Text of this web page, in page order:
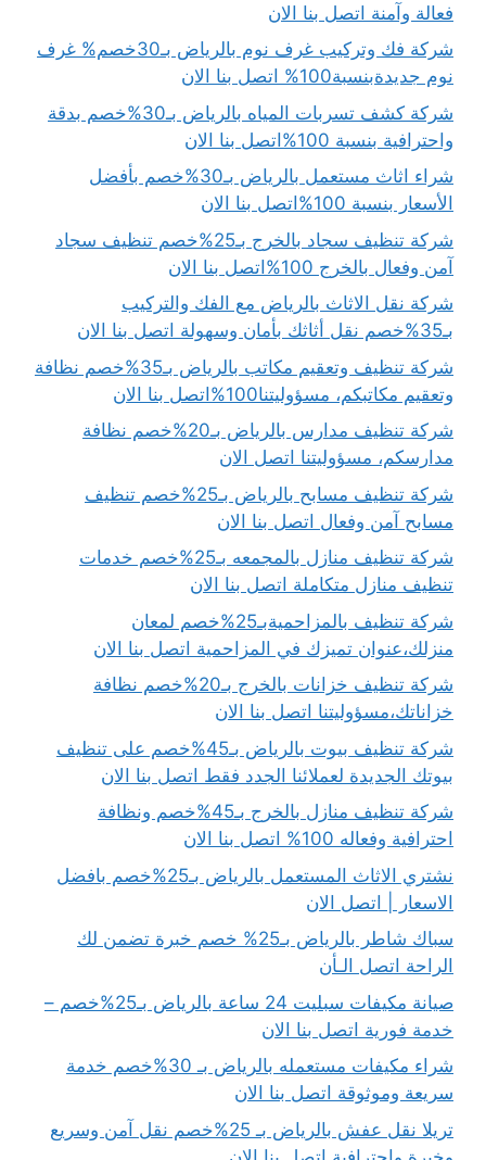
فعالة وآمنة اتصل بنا الان
شركة فك وتركيب غرف نوم بالرياض بـ30خصم% غرف
نوم جديدةبنسبة100% اتصل بنا الان
شركة كشف تسربات المياه بالرياض بـ30%خصم بدقة
واحترافية بنسبة 100%اتصل بنا الان
شراء اثاث مستعمل بالرياض بـ30%خصم بأفضل
الأسعار بنسبة 100%اتصل بنا الان
شركة تنظيف سجاد بالخرج بـ25%خصم تنظيف سجاد
آمن وفعال بالخرج 100%اتصل بنا الان
شركة نقل الاثاث بالرياض مع الفك والتركيب
بـ35%خصم نقل أثاثك بأمان وسهولة اتصل بنا الان
شركة تنظيف وتعقيم مكاتب بالرياض بـ35%خصم نظافة
وتعقيم مكاتبكم، مسؤوليتنا100%اتصل بنا الان
شركة تنظيف مدارس بالرياض بـ20%خصم نظافة
مدارسكم، مسؤوليتنا اتصل الان
شركة تنظيف مسابح بالرياض بـ25%خصم تنظيف
مسابح آمن وفعال اتصل بنا الان
شركة تنظيف منازل بالمجمعه بـ25%خصم خدمات
تنظيف منازل متكاملة اتصل بنا الان
شركة تنظيف بالمزاحميةبـ25%خصم لمعان
منزلك،عنوان تميزك في المزاحمية اتصل بنا الان
شركة تنظيف خزانات بالخرج بـ20%خصم نظافة
خزاناتك،مسؤوليتنا اتصل بنا الان
شركة تنظيف بيوت بالرياض بـ45%خصم على تنظيف
بيوتك الجديدة لعملائنا الجدد فقط اتصل بنا الان
شركة تنظيف منازل بالخرج بـ45%خصم ونظافة
احترافية وفعاله 100% اتصل بنا الان
نشتري الاثاث المستعمل بالرياض بـ25%خصم بافضل
الاسعار | اتصل الان
سباك شاطر بالرياض بـ25% خصم خبرة تضمن لك
الراحة اتصل الـأن
صيانة مكيفات سبليت 24 ساعة بالرياض بـ25%خصم –
خدمة فورية اتصل بنا الان
شراء مكيفات مستعمله بالرياض بـ 30%خصم خدمة
سريعة وموثوقة اتصل بنا الان
تريلا نقل عفش بالرياض بـ 25%خصم نقل آمن وسريع